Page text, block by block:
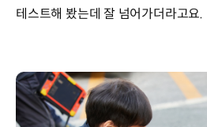
테스트해 봤는데 잘 넘어가더라고요.